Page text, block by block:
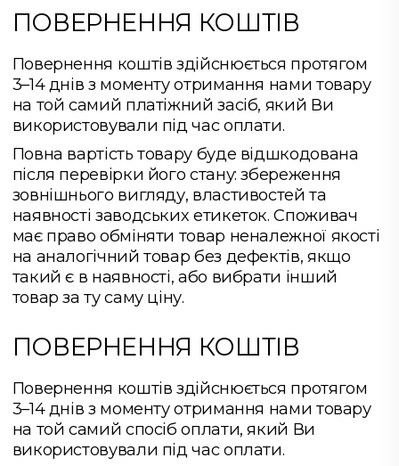
ПОВЕРНЕННЯ КОШТІВ
Повернення коштів здійснюється протягом
3–14 днів з моменту отримання нами товару
на той самий платіжний засіб, який Ви
використовували під час оплати.
Повна вартість товару буде відшкодована
після перевірки його стану: збереження
зовнішнього вигляду, властивостей та
наявності заводських етикеток. Споживач
має право обміняти товар неналежної якості
на аналогічний товар без дефектів, якщо
такий є в наявності, або вибрати інший
товар за ту саму ціну.
ПОВЕРНЕННЯ КОШТІВ
Повернення коштів здійснюється протягом
3–14 днів з моменту отримання нами товару
на той самий спосіб оплати, який Ви
використовували під час оплати.